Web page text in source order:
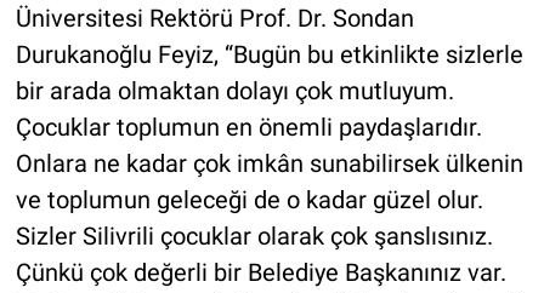
Üniversitesi Rektörü Prof. Dr. Sondan
Durukanoğlu Feyiz, “Bugün bu etkinlikte sizlerle
bir arada olmaktan dolayı çok mutluyum.
Çocuklar toplumun en önemli paydaşlarıdır.
Onlara ne kadar çok imkân sunabilirsek ülkenin
ve toplumun geleceği de o kadar güzel olur.
Sizler Silivrili çocuklar olarak çok şanslısınız.
Çünkü çok değerli bir Belediye Başkanınız var.